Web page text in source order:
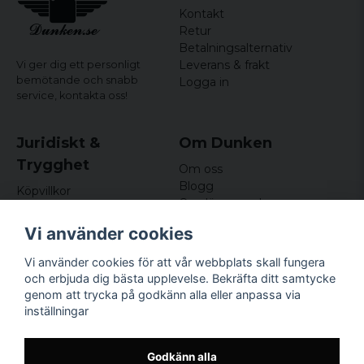
Vi ger dig ett personligt
bemötande och snabb
service, kontakta oss!
Kontakt
Retur
Betalningsalternativ
Leverans & frakt
Logga in
Juridiskt &
Trygghet
Köpvillkor
Om cookies
Om Dunken
Om oss
Blogg
Omdömen och
Nyhetsbrev
Kundklubb
Företagsuppgifter
Odd Sailor AB
Hamnplan 8, 29495
Sölvesborg
Vi använder cookies
Vi använder cookies för att vår webbplats skall fungera
och erbjuda dig bästa upplevelse. Bekräfta ditt samtycke
genom att trycka på godkänn alla eller anpassa via
inställningar
Godkänn alla